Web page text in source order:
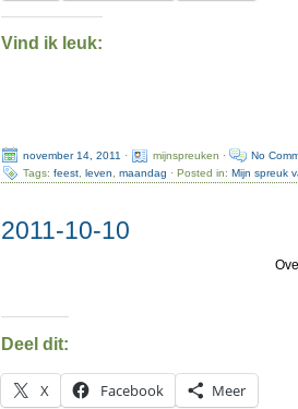
Vind ik leuk:
november 14, 2011 · mijnspreuken ·
No
Tags:feest ,leven ,maandag · Posted in:Mijn spreuk
2011-10-10
Deel dit:
X Facebook Meer